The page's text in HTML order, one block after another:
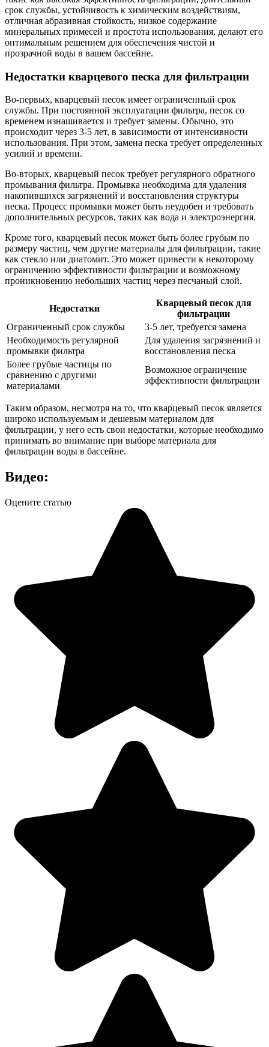
срок службы, устойчивость к химическим воздействиям,
отличная абразивная стойкость, низкое содержание
минеральных примесей и простота использования, делают его
оптимальным решением для обеспечения чистой и
прозрачной воды в вашем бассейне.
Недостатки кварцевого песка для фильтрации
Во-первых, кварцевый песок имеет ограниченный срок
службы. При постоянной эксплуатации фильтра, песок со
временем изнашивается и требует замены. Обычно, это
происходит через 3-5 лет, в зависимости от интенсивности
использования. При этом, замена песка требует определенных
усилий и времени.
Во-вторых, кварцевый песок требует регулярного обратного
промывания фильтра. Промывка необходима для удаления
накопившихся загрязнений и восстановления структуры
песка. Процесс промывки может быть неудобен и требовать
дополнительных ресурсов, таких как вода и электроэнергия.
Кроме того, кварцевый песок может быть более грубым по
размеру частиц, чем другие материалы для фильтрации, такие
как стекло или диатомит. Это может привести к некоторому
ограничению эффективности фильтрации и возможному
проникновению небольших частиц через песчаный слой.
Недостатки
Кварцевый песок для
фильтрации
Ограниченный срок службы
3-5 лет, требуется замена
Необходимость регулярной
промывки фильтра
Для удаления загрязнений и
восстановления песка
Более грубые частицы по
сравнению с другими
материалами
Возможное ограничение
эффективности фильтрации
Таким образом, несмотря на то, что кварцевый песок является
широко используемым и дешевым материалом для
фильтрации, у него есть свои недостатки, которые необходимо
принимать во внимание при выборе материала для
фильтрации воды в бассейне.
Видео:
Оцените статью